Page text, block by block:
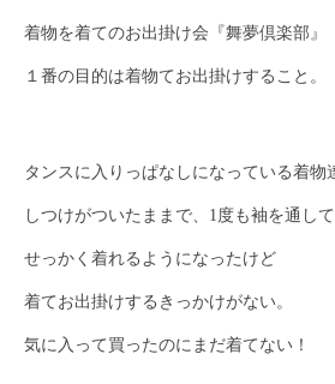
着物を着てのお出掛け会『舞夢倶楽部』
１番の目的は着物てお出掛けすること。
タンスに入りっぱなしになっている着物
しつけがついたままで、1度も袖を通して
せっかく着れるようになったけど
着てお出掛けするきっかけがない。
気に入って買ったのにまだ着てない！